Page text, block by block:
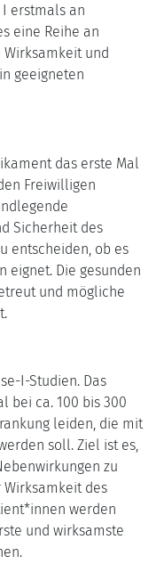
I erstmals an
eine Reihe an
und
geeigneten
das erste Mal
Freiwilligen
Sicherheit des
entscheiden, ob es
eignet. Die gesunden
und mögliche
I-Studien. Das
bei ca. 100 bis 300
leiden, die mit
soll. Ziel ist es,
zu
des
werden
und wirksamste